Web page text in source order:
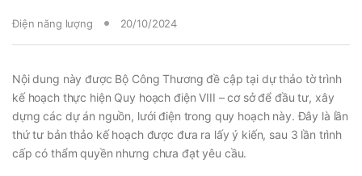
Điện năng lượng 20/10/2024
Nội dung này được Bộ Công Thương đề cập tại dự thảo tờ trình
kế hoạch thực hiện Quy hoạch điện VIII – cơ sở để đầu tư, xây
dựng các dự án nguồn, lưới điện trong quy hoạch này. Đây là lần
thứ tư bản thảo kế hoạch được đưa ra lấy ý kiến, sau 3 lần trình
cấp có thẩm quyền nhưng chưa đạt yêu cầu.